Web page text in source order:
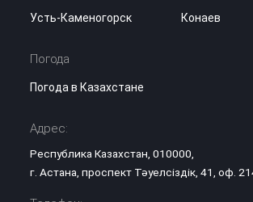
Усть-Каменогорск
Конаев
Погода
Погода в Казахстане
Адрес:
Республика Казахстан, 010000,
г. Астана, проспект Тәуелсіздік, 41, оф.